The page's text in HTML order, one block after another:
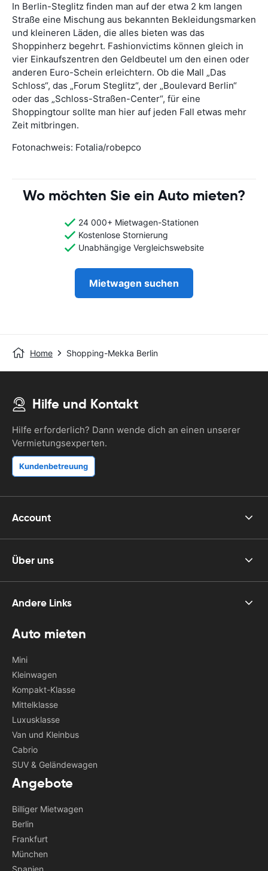
In Berlin-Steglitz finden man auf der etwa 2 km langen
Straße eine Mischung aus bekannten Bekleidungsmarken
und kleineren Läden, die alles bieten was das
Shoppinherz begehrt. Fashionvictims können gleich in
vier Einkaufszentren den Geldbeutel um den einen oder
anderen Euro-Schein erleichtern. Ob die Mall „Das
Schloss“, das „Forum Steglitz“, der „Boulevard Berlin“
oder das „Schloss-Straßen-Center“, für eine
Shoppingtour sollte man hier auf jeden Fall etwas mehr
Zeit mitbringen.
Fotonachweis: Fotalia/robepco
Wo möchten Sie ein Auto mieten?
24 000+ Mietwagen-Stationen
Kostenlose Stornierung
Unabhängige Vergleichswebsite
Mietwagen suchen
Home Shopping-Mekka Berlin
Hilfe und Kontakt
Hilfe erforderlich? Dann wende dich an einen unserer
Vermietungsexperten.
Kundenbetreuung
Account
Über uns
Andere Links
Auto mieten
Mini
Kleinwagen
Kompakt-Klasse
Mittelklasse
Luxusklasse
Van und Kleinbus
Cabrio
SUV & Geländewagen
Angebote
Billiger Mietwagen
Berlin
Frankfurt
München
Spanien